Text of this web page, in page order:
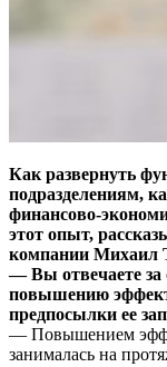
Как развернуть
подразделениям,
финансово-
этот опыт,
компании Михаил
— Вы отвечаете
повышению
предпосылки ее
— Повышением
занималась на